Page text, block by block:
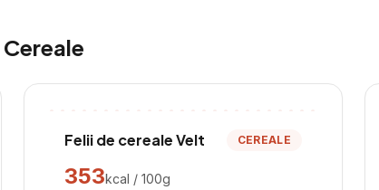
Cereale
Felii de cereale Velt CEREALE
353kcal / 100g